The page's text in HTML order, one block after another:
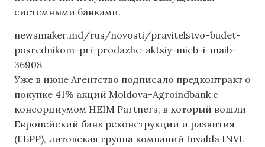
системными банками.
newsmaker.md/rus/novosti/pravitelstvo-budet-
posrednikom-pri-prodazhe-aktsiy-micb-i-maib-
36908
Уже в июне Агентство подписало предконтракт о
покупке 41% акций Moldova-Agroindbank с
консорциумом HEIM Partners, в который вошли
Европейский банк реконструкции и развития
(ЕБРР), литовская группа компаний Invalda INVL